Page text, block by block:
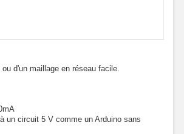
d'un maillage en réseau facile.
un circuit 5 V comme un Arduino sans